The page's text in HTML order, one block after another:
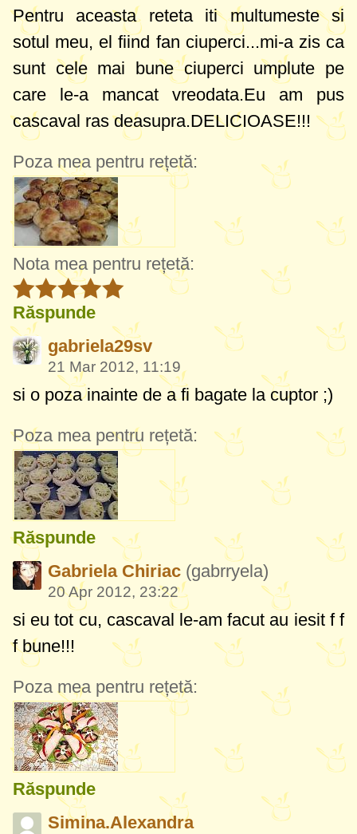
Pentru aceasta reteta iti multumeste si
sotul meu, el fiind fan ciuperci...mi-a zis ca
sunt cele mai bune ciuperci umplute pe
care le-a mancat vreodata.Eu am pus
cascaval ras deasupra.DELICIOASE!!!
Poza mea pentru rețetă:
Nota mea pentru rețetă:
Răspunde
gabriela29sv
21 Mar 2012, 11:19
si o poza inainte de a fi bagate la cuptor ;)
Poza mea pentru rețetă:
Răspunde
Gabriela Chiriac (gabrryela)
20 Apr 2012, 23:22
si eu tot cu, cascaval le-am facut au iesit f f
f bune!!!
Poza mea pentru rețetă:
Răspunde
Simina.Alexandra